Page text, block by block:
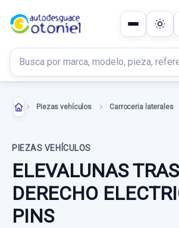
Buscar productos
Piezas vehículos Carroceria laterales
PIEZAS VEHÍCULOS
ELEVALUNAS
DERECHO
PINS